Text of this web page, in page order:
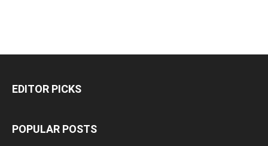
EDITOR PICKS
POPULAR POSTS